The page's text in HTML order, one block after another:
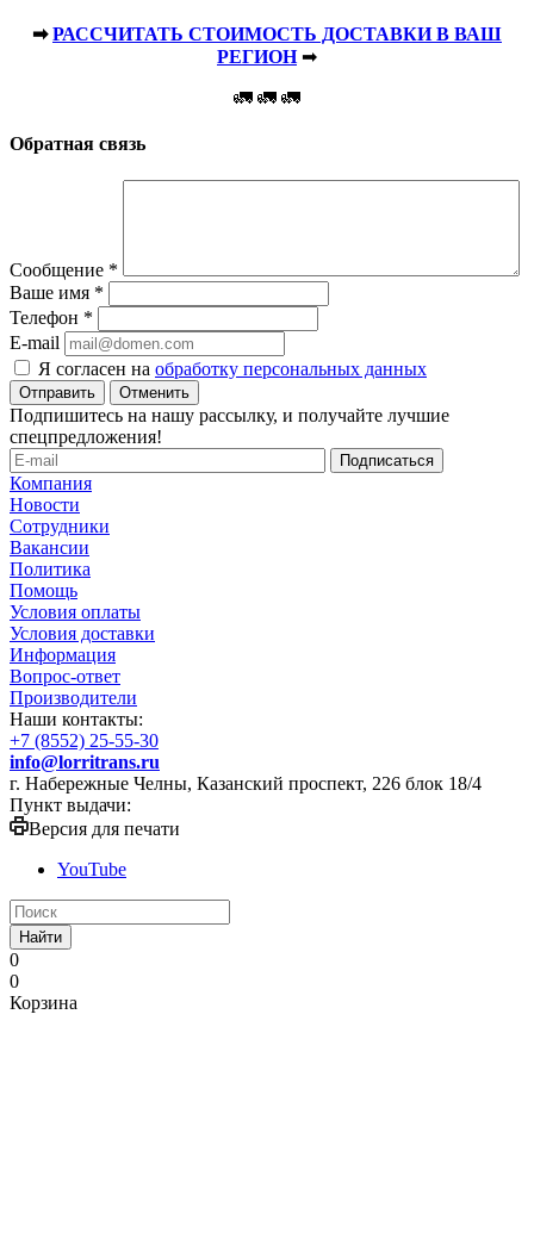
➡РАССЧИТАТЬ СТОИМОСТЬ ДОСТАВКИ В ВАШ
РЕГИОН ➡
🚛 🚛 🚛
Обратная связь
Сообщение *
Ваше имя *
Телефон *
E-mail
Я согласен на обработку персональных данных
Отменить
Подпишитесь на нашу рассылку, и получайте лучшие
спецпредложения!
Компания
Новости
Сотрудники
Вакансии
Политика
Помощь
Условия оплаты
Условия доставки
Информация
Вопрос-ответ
Производители
Наши контакты:
+7 (8552) 25-55-30
info@lorritrans.ru
г. Набережные Челны, Казанский проспект, 226 блок 18/4
Пункт выдачи:
Версия для печати
YouTube
Найти
0
0
Корзина